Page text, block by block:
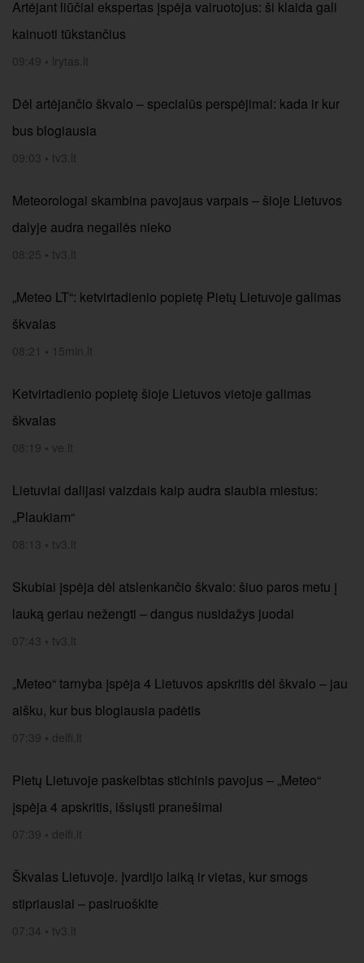
Artėjant liūčiai ekspertas įspėja vairuotojus: ši klaida gali
kainuoti tūkstančius
09:49 • lrytas.lt
Dėl artėjančio škvalo – specialūs perspėjimai: kada ir kur
bus blogiausia
09:03 • tv3.lt
Meteorologai skambina pavojaus varpais – šioje Lietuvos
dalyje audra negailės nieko
08:25 • tv3.lt
„Meteo LT“: ketvirtadienio popietę Pietų Lietuvoje galimas
škvalas
08:21 • 15min.lt
Ketvirtadienio popietę šioje Lietuvos vietoje galimas
škvalas
08:19 • ve.lt
Lietuviai dalijasi vaizdais kaip audra siaubia miestus:
„Plaukiam“
08:13 • tv3.lt
Skubiai įspėja dėl atslenkančio škvalo: šiuo paros metu į
lauką geriau nežengti – dangus nusidažys juodai
07:43 • tv3.lt
„Meteo“ tarnyba įspėja 4 Lietuvos apskritis dėl škvalo – jau
aišku, kur bus blogiausia padėtis
07:39 • delfi.lt
Pietų Lietuvoje paskelbtas stichinis pavojus – „Meteo“
įspėja 4 apskritis, išsiųsti pranešimai
07:39 • delfi.lt
Škvalas Lietuvoje. Įvardijo laiką ir vietas, kur smogs
stipriausiai – pasiruoškite
07:34 • tv3.lt